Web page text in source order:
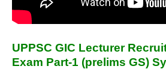
UPPSC GIC Lecturer
Exam Part-1 (prelims GS)